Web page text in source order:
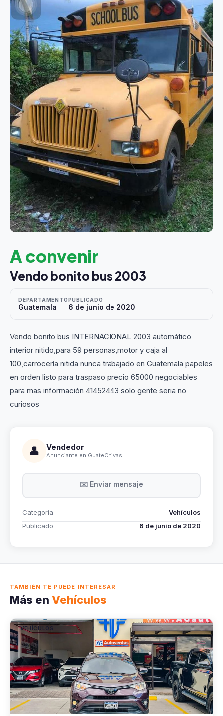
A convenir
Vendo bonito bus 2003
DEPARTAMENTO
Guatemala
PUBLICADO
6 de junio de 2020
Vendo bonito bus INTERNACIONAL 2003 automático
interior nitido,para 59 personas,motor y caja al
100,carrocería nitida nunca trabajado en Guatemala papeles
en orden listo para traspaso precio 65000 negociables
para mas información 41452443 solo gente seria no
curiosos
👤 Vendedor
Anunciante en GuateChivas
✉️ Enviar mensaje
Categoría
Vehículos
Publicado
6 de junio de 2020
TAMBIÉN TE PUEDE INTERESAR
Más en Vehículos
VEHÍCULOS